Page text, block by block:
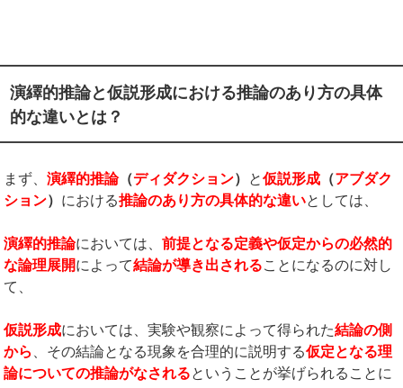
演繹的推論と仮説形成における推論のあり方の具体
的な違いとは？
まず、演繹的推論（ディダクション） と仮説形成 （アブダク
ション） における推論のあり方の具体的な違いとしては、
演繹的推論においては、前提となる定義や仮定からの必然的
な論理展開によって結論が導き出されることになるのに対し
て、
仮説形成においては、実験や観察によって得られた結論の側
から
、その結論となる現象を合理的に説明する仮定となる理
論についての推論がなされるということが挙げられることに